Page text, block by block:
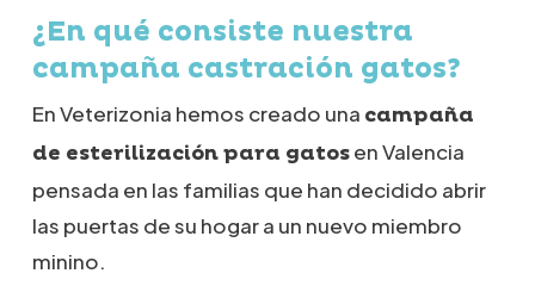
¿En qué consiste nuestra
campaña castración gatos?
En Veterizonia hemos creado una campaña
de esterilización para gatosen Valencia
pensada en las familias que han decidido abrir
las puertas de su hogar a un nuevo miembro
minino.